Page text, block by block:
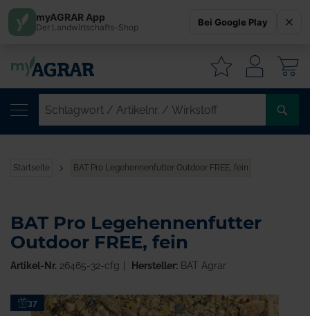
Startseite BAT Pro Legehennenfutter Outdoor FREE, fein
Zum37
BAT Pro Legehennenfutter
Outdoor FREE, fein
Artikel-Nr. 26465-32-cfg Hersteller:BAT Agrar
myAGRAR App
Der Landwirtschafts-Shop Bei Google Play